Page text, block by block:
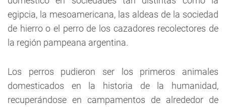
egipcia, la mesoamericana, las aldeas de la sociedad
de hierro o el perro de los cazadores recolectores de
la región pampeana argentina.
Los perros pudieron ser los primeros animales
domesticados en la historia de la humanidad,
recuperándose en campamentos de alrededor de